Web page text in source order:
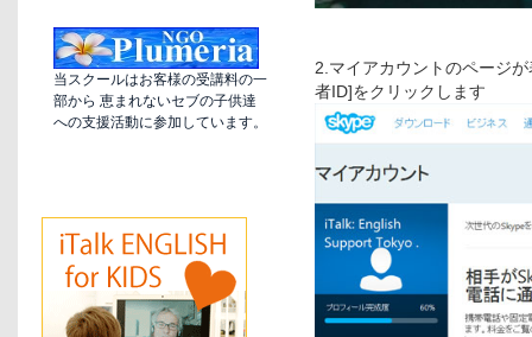
当スクールはお客様の受講料の一
部から 恵まれないセブの子供達
への支援活動に参加しています。
2.マイアカウントのページ
者ID]をクリックします